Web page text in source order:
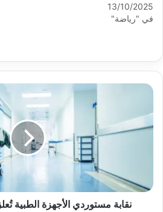
13/10/2025
في "رياضة"
نقابة مستوردي الأجهزة الطبية